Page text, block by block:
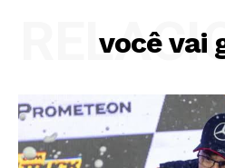
você vai